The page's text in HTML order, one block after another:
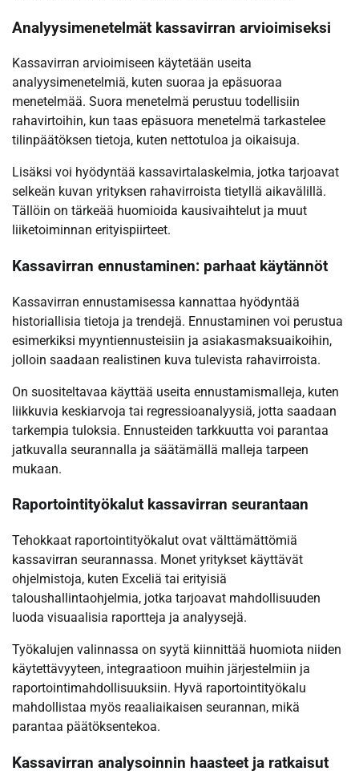
Analyysimenetelmät kassavirran arvioimiseksi
Kassavirran arvioimiseen käytetään useita
analyysimenetelmiä, kuten suoraa ja epäsuoraa
menetelmää. Suora menetelmä perustuu todellisiin
rahavirtoihin, kun taas epäsuora menetelmä tarkastelee
tilinpäätöksen tietoja, kuten nettotuloa ja oikaisuja.
Lisäksi voi hyödyntää kassavirtalaskelmia, jotka tarjoavat
selkeän kuvan yrityksen rahavirroista tietyllä aikavälillä.
Tällöin on tärkeää huomioida kausivaihtelut ja muut
liiketoiminnan erityispiirteet.
Kassavirran ennustaminen: parhaat käytännöt
Kassavirran ennustamisessa kannattaa hyödyntää
historiallisia tietoja ja trendejä. Ennustaminen voi perustua
esimerkiksi myyntiennusteisiin ja asiakasmaksuaikoihin,
jolloin saadaan realistinen kuva tulevista rahavirroista.
On suositeltavaa käyttää useita ennustamismalleja, kuten
liikkuvia keskiarvoja tai regressioanalyysiä, jotta saadaan
tarkempia tuloksia. Ennusteiden tarkkuutta voi parantaa
jatkuvalla seurannalla ja säätämällä malleja tarpeen
mukaan.
Raportointityökalut kassavirran seurantaan
Tehokkaat raportointityökalut ovat välttämättömiä
kassavirran seurannassa. Monet yritykset käyttävät
ohjelmistoja, kuten Exceliä tai erityisiä
taloushallintaohjelmia, jotka tarjoavat mahdollisuuden
luoda visuaalisia raportteja ja analyysejä.
Työkalujen valinnassa on syytä kiinnittää huomiota niiden
käytettävyyteen, integraatioon muihin järjestelmiin ja
raportointimahdollisuuksiin. Hyvä raportointityökalu
mahdollistaa myös reaaliaikaisen seurannan, mikä
parantaa päätöksentekoa.
Kassavirran analysoinnin haasteet ja ratkaisut